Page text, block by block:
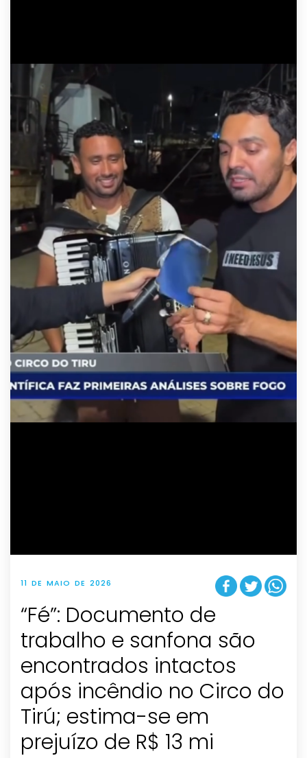
11 DE MAIO DE 2026
“Fé”: Documento de
trabalho e sanfona são
encontrados intactos
após incêndio no Circo do
Tirú; estima-se em
prejuízo de R$ 13 mi